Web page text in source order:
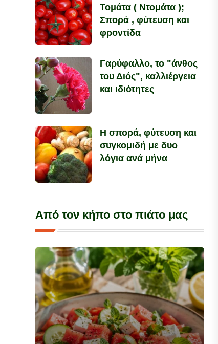
Τομάτα ( Ντομάτα );
Σπορά , φύτευση και
φροντίδα
Γαρύφαλλο, το "άνθος
του Διός", καλλιέργεια
και ιδιότητες
Η σπορά, φύτευση και
συγκομιδή με δυο
λόγια ανά μήνα
Από τον κήπο στο πιάτο μας